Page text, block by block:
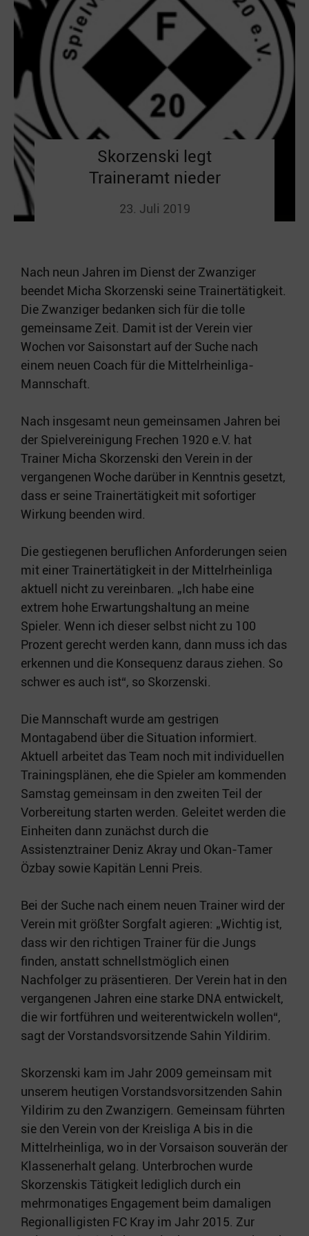
Skorzenski legt
Traineramt nieder
23. Juli 2019
Nach neun Jahren im Dienst der Zwanziger
beendet Micha Skorzenski seine Trainertätigkeit.
Die Zwanziger bedanken sich für die tolle
gemeinsame Zeit. Damit ist der Verein vier
Wochen vor Saisonstart auf der Suche nach
einem neuen Coach für die Mittelrheinliga-
Mannschaft.
Nach insgesamt neun gemeinsamen Jahren bei
der Spielvereinigung Frechen 1920 e.V. hat
Trainer Micha Skorzenski den Verein in der
vergangenen Woche darüber in Kenntnis gesetzt,
dass er seine Trainertätigkeit mit sofortiger
Wirkung beenden wird.
Die gestiegenen beruflichen Anforderungen seien
mit einer Trainertätigkeit in der Mittelrheinliga
aktuell nicht zu vereinbaren. „Ich habe eine
extrem hohe Erwartungshaltung an meine
Spieler. Wenn ich dieser selbst nicht zu 100
Prozent gerecht werden kann, dann muss ich das
erkennen und die Konsequenz daraus ziehen. So
schwer es auch ist“, so Skorzenski.
Die Mannschaft wurde am gestrigen
Montagabend über die Situation informiert.
Aktuell arbeitet das Team noch mit individuellen
Trainingsplänen, ehe die Spieler am kommenden
Samstag gemeinsam in den zweiten Teil der
Vorbereitung starten werden. Geleitet werden die
Einheiten dann zunächst durch die
Assistenztrainer Deniz Akray und Okan-Tamer
Özbay sowie Kapitän Lenni Preis.
Bei der Suche nach einem neuen Trainer wird der
Verein mit größter Sorgfalt agieren: „Wichtig ist,
dass wir den richtigen Trainer für die Jungs
finden, anstatt schnellstmöglich einen
Nachfolger zu präsentieren. Der Verein hat in den
vergangenen Jahren eine starke DNA entwickelt,
die wir fortführen und weiterentwickeln wollen“,
sagt der Vorstandsvorsitzende Sahin Yildirim.
Skorzenski kam im Jahr 2009 gemeinsam mit
unserem heutigen Vorstandsvorsitzenden Sahin
Yildirim zu den Zwanzigern. Gemeinsam führten
sie den Verein von der Kreisliga A bis in die
Mittelrheinliga, wo in der Vorsaison souverän der
Klassenerhalt gelang. Unterbrochen wurde
Skorzenskis Tätigkeit lediglich durch ein
mehrmonatiges Engagement beim damaligen
Regionalligisten FC Kray im Jahr 2015. Zur